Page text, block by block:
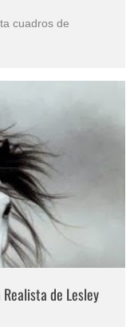
africanas?
cuadros de
de Lesley